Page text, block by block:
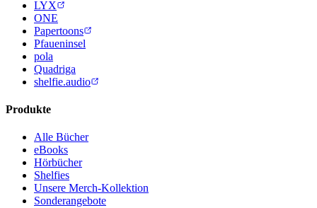
LYX
ONE
Papertoons
Pfaueninsel
pola
Quadriga
shelfie.audio
Produkte
Alle Bücher
eBooks
Hörbücher
Shelfies
Unsere Merch-Kollektion
Sonderangebote